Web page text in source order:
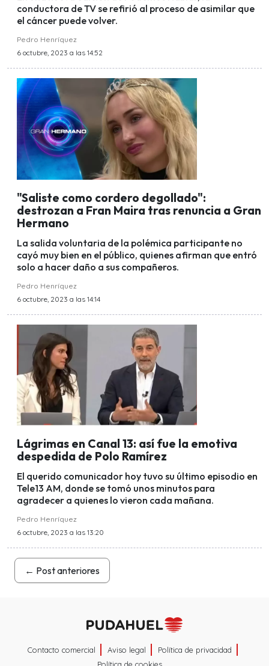
conductora de TV se refirió al proceso de asimilar que
el cáncer puede volver.
Pedro Henríquez
6 octubre, 2023 a las 14:52
"Saliste como cordero degollado":
destrozan a Fran Maira tras renuncia a Gran
Hermano
La salida voluntaria de la polémica participante no
cayó muy bien en el público, quienes afirman que entró
solo a hacer daño a sus compañeros.
Pedro Henríquez
6 octubre, 2023 a las 14:14
Lágrimas en Canal 13: así fue la emotiva
despedida de Polo Ramírez
El querido comunicador hoy tuvo su último episodio en
Tele13 AM, donde se tomó unos minutos para
agradecer a quienes lo vieron cada mañana.
Pedro Henríquez
6 octubre, 2023 a las 13:20
← Post anteriores
Contacto comercial Aviso legal
Política de privacidad